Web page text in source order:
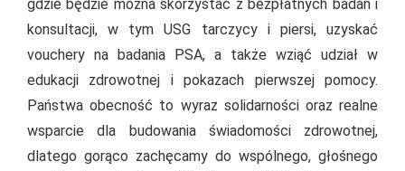
gdzie będzie można skorzystać z bezpłatnych badań i
konsultacji, w tym USG tarczycy i piersi, uzyskać
vouchery na badania PSA, a także wziąć udział w
edukacji zdrowotnej i pokazach pierwszej pomocy.
Państwa obecność to wyraz solidarności oraz realne
wsparcie dla budowania świadomości zdrowotnej,
dlatego gorąco zachęcamy do wspólnego, głośnego